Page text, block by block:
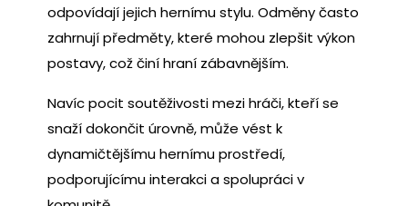
odpovídají jejich hernímu stylu. Odměny často
zahrnují předměty, které mohou zlepšit výkon
postavy, což činí hraní zábavnějším.
Navíc pocit soutěživosti mezi hráči, kteří se
snaží dokončit úrovně, může vést k
dynamičtějšímu hernímu prostředí,
podporujícímu interakci a spolupráci v